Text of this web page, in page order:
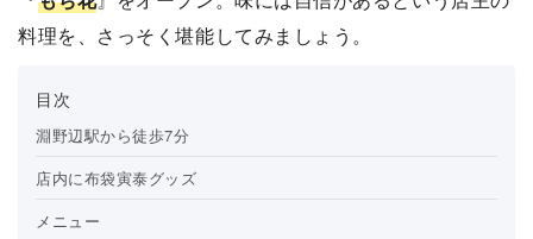
料理を、さっそく堪能してみましょう。
淵野辺駅から徒歩7分
店内に布袋寅泰グッズ
メニュー